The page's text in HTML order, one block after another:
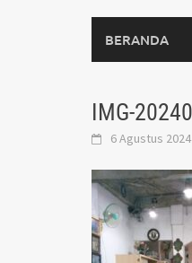
BERANDA
IMG-
6 Agustus 2024